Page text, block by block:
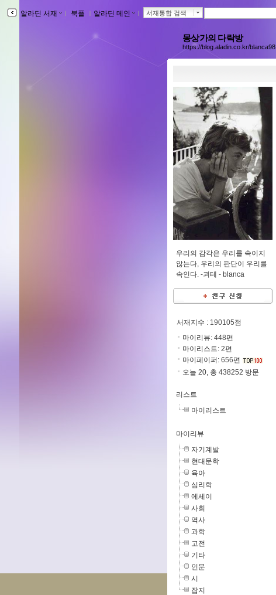
알라딘 서재 ｌ 북플 ｌ 알라딘 메인 ｌ 서재통합 검색
몽상가의 다락방
https://blog.aladin.co.kr/blanca98
우리의 감각은 우리를 속이지
않는다, 우리의 판단이 우리를
속인다. -괴테 - blanca
서재지수 : 190105점
마이리뷰: 448편
마이리스트: 2편
마이페이퍼: 656편
오늘 20, 총 438252 방문
리스트
마이리스트
마이리뷰
자기계발
현대문학
육아
심리학
에세이
사회
역사
과학
고전
기타
인문
시
잡지